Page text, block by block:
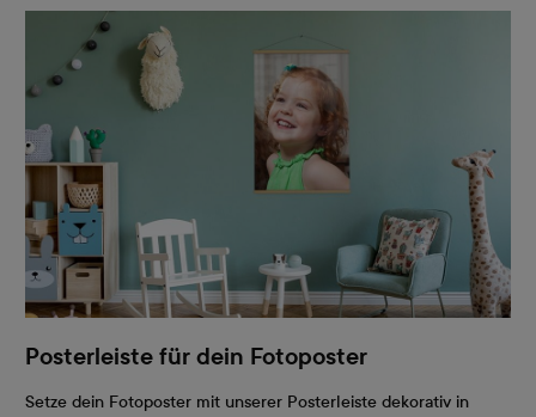
Posterleiste für dein Fotoposter
Setze dein Fotoposter mit unserer Posterleiste dekorativ in